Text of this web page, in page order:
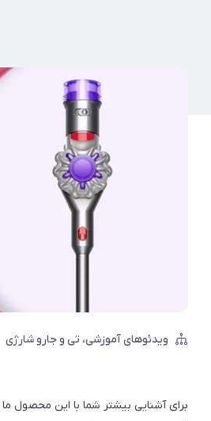
ویدئو‌های آموزشی تی و جارو شارژی
برای آشنایی بیشتر شما با این محصول ما